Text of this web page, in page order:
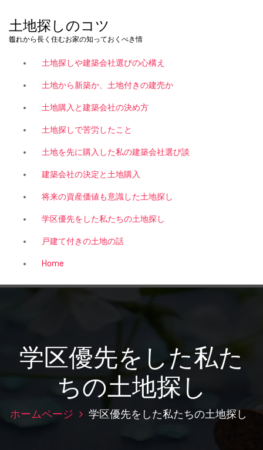
土地探しのコツ
これから長く住むお家の知っておくべき情報。
土地探しや建築会社選びの心構え
土地から新築か、土地付きの建売か
土地購入と建築会社の決め方
土地探しで苦労したこと
土地を先に購入した私の建築会社選び談
建築会社の決定と土地購入
将来の資産価値も意識した土地探し
学区優先をした私たちの土地探し
戸建て付きの土地の話
Home
学区優先をした私た
ちの土地探し
ホームページ 学区優先をした私たちの土地探し